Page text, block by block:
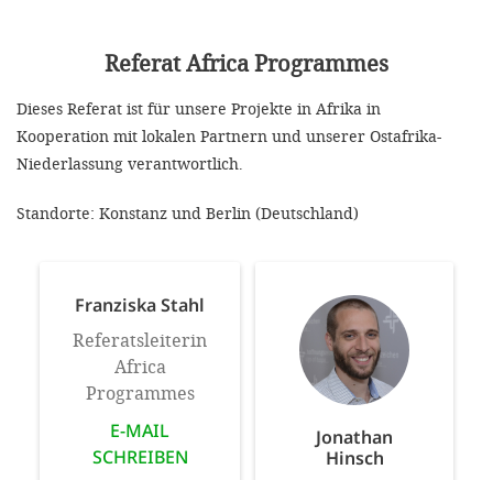
Referat Africa Programmes
Dieses Referat ist für unsere Projekte in Afrika in
Kooperation mit lokalen Partnern und unserer Ostafrika-
Niederlassung verantwortlich.
Standorte: Konstanz und Berlin (Deutschland)
Franziska Stahl
Referatsleiterin
Africa
Programmes
E-MAIL
SCHREIBEN
Jonathan
Hinsch